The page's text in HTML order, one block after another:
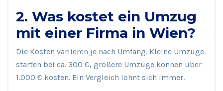
2. Was kostet ein Umzug
mit einer Firma in Wien?
Die Kosten variieren je nach Umfang. Kleine Umzüge
starten bei ca. 300 €, größere Umzüge können über
1.000 € kosten. Ein Vergleich lohnt sich immer.